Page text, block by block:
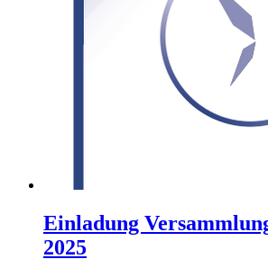
Einladung
2025